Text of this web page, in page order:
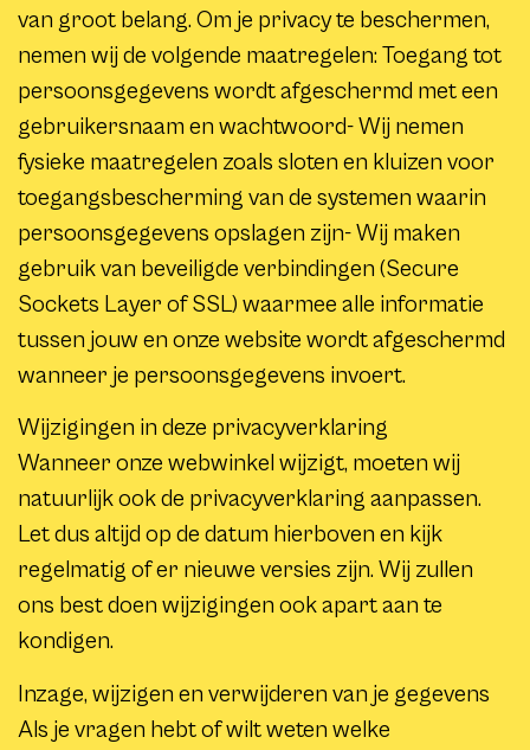
van groot belang. Om je privacy te beschermen,
nemen wij de volgende maatregelen: Toegang tot
persoonsgegevens wordt afgeschermd met een
gebruikersnaam en wachtwoord- Wij nemen
fysieke maatregelen zoals sloten en kluizen voor
toegangsbescherming van de systemen waarin
persoonsgegevens opslagen zijn- Wij maken
gebruik van beveiligde verbindingen (Secure
Sockets Layer of SSL) waarmee alle informatie
tussen jouw en onze website wordt afgeschermd
wanneer je persoonsgegevens invoert.
Wijzigingen in deze privacyverklaring
Wanneer onze webwinkel wijzigt, moeten wij
natuurlijk ook de privacyverklaring aanpassen.
Let dus altijd op de datum hierboven en kijk
regelmatig of er nieuwe versies zijn. Wij zullen
ons best doen wijzigingen ook apart aan te
kondigen.
Inzage, wijzigen en verwijderen van je gegevens
Als je vragen hebt of wilt weten welke